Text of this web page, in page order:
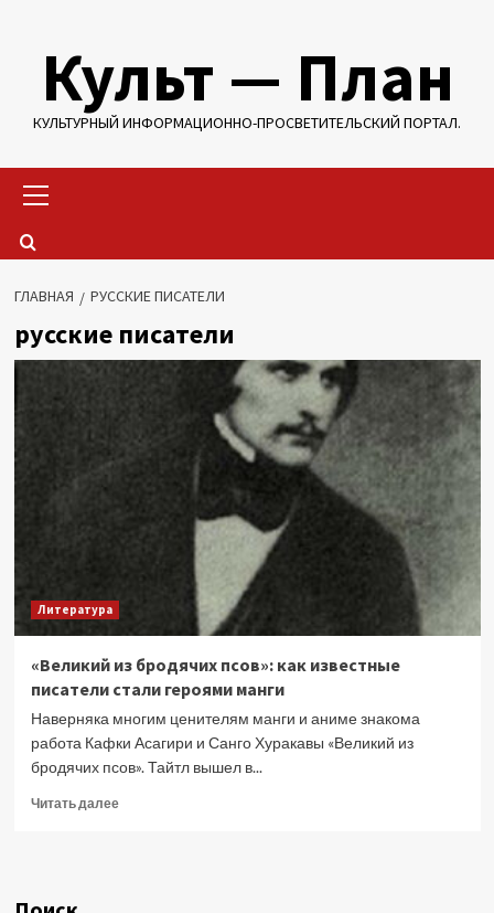
содержимому
Культ — План
КУЛЬТУРНЫЙ ИНФОРМАЦИОННО-ПРОСВЕТИТЕЛЬСКИЙ ПОРТАЛ.
меню
ГЛАВНАЯ РУССКИЕ ПИСАТЕЛИ
русские писатели
Литература
«Великий из бродячих псов»: как известные
писатели стали героями манги
Наверняка многим ценителям манги и аниме знакома
работа Кафки Асагири и Санго Хуракавы «Великий из
бродячих псов». Тайтл вышел в...
Читать далееПрочитать